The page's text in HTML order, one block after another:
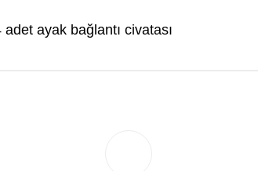
ayak bağlantı civatası